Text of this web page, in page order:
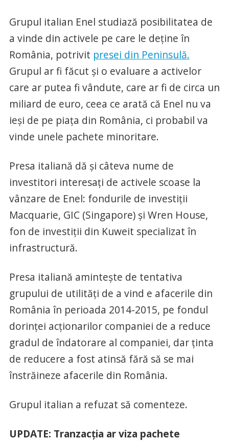
Grupul italian Enel studiază posibilitatea de
a vinde din activele pe care le deţine în
România, potrivit presei din Peninsulă.
Grupul ar fi făcut şi o evaluare a activelor
care ar putea fi vândute, care ar fi de circa un
miliard de euro, ceea ce arată că Enel nu va
ieşi de pe piaţa din România, ci probabil va
vinde unele pachete minoritare.
Presa italiană dă şi câteva nume de
investitori interesaţi de activele scoase la
vânzare de Enel: fondurile de investiţii
Macquarie, GIC (Singapore) şi Wren House,
fon de investiţii din Kuweit specializat în
infrastructură.
Presa italiană aminteşte de tentativa
grupului de utilităţi de a vind e afacerile din
România în perioada 2014-2015, pe fondul
dorinţei acţionarilor companiei de a reduce
gradul de îndatorare al companiei, dar ţinta
de reducere a fost atinsă fără să se mai
înstrăineze afacerile din România.
Grupul italian a refuzat să comenteze.
UPDATE: Tranzacţia ar viza pachete